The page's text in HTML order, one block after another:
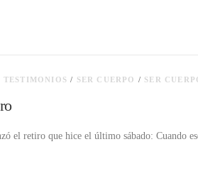
TESTIMONIOS / SER CUERPO / SER
el retiro que hice el último sábado: Cuando